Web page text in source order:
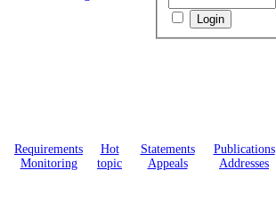
Requirements
Monitoring
Hot
topic
Statements
Appeals
Publications
Addresses